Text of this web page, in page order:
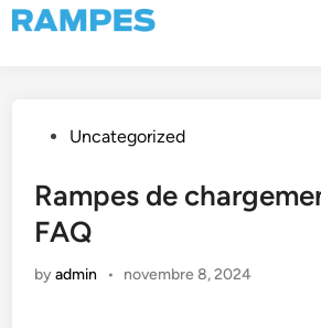
Skip
to
PostedUncategorized
Rampes de
FAQ
byadmin • novembre 8, 2024